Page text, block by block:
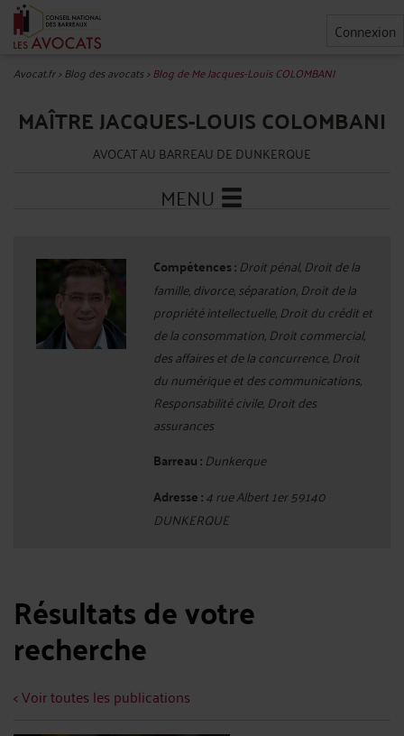
Connexion
Avocat.fr>Blog des avocats>Blog de Me Jacques-Louis COLOMBANI
MAÎTRE JACQUES-LOUIS COLOMBANI
AVOCAT AU BARREAU DE DUNKERQUE
MENU
Compétences : Droit pénal, Droit de la
famille, divorce, séparation, Droit de la
propriété intellectuelle, Droit du crédit et
de la consommation, Droit commercial,
des affaires et de la concurrence, Droit
du numérique et des communications,
Responsabilité civile, Droit des
assurances
Barreau : Dunkerque
Adresse :4 rue Albert 1er 59140
DUNKERQUE
Résultats de votre
recherche
< Voir toutes les publications